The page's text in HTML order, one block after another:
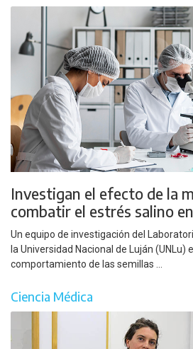
Investigan el efecto de la
combatir el estrés salino
Un equipo de investigación del
la Universidad Nacional de Luján (UNLu)
comportamiento de las semillas ...
Ciencia Médica